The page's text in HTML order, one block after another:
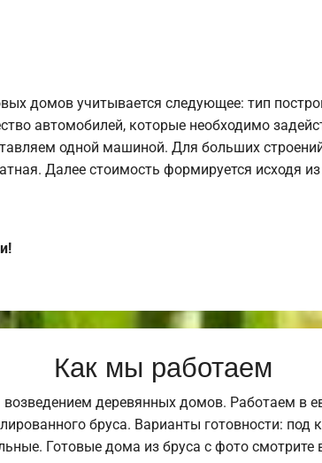
домов учитывается следующее: тип
автомобилей, которые необходимо
одной машиной. Для больших
Далее стоимость формируется исходя
Как мы работаем
деревянных домов. Работаем в
бруса. Варианты готовности: под
Готовые дома из бруса с фото смотрите